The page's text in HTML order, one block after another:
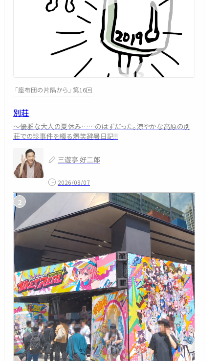
「座布団の片隅から」 第16回
別荘
～優雅な大人の夏休み……のはずだった。涼やかな高原の別
荘での珍事件を綴る爆笑避暑日記!!
三遊亭 好二郎
2026/08/07